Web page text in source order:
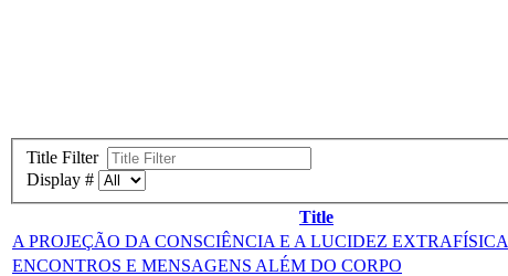
Title Filter
Display #
Title
A PROJEÇÃO DA CONSCIÊNCIA E A LUCIDEZ EXTRAFÍSICA
ENCONTROS E MENSAGENS ALÉM DO CORPO